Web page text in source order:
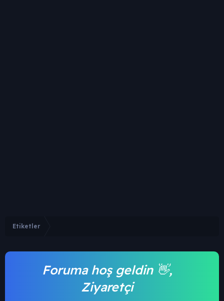
Etiketler
Foruma hoş geldin 👋,
Ziyaretçi